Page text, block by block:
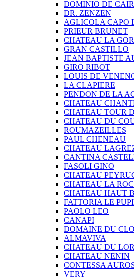
DOMINIO DE CAIR
DR. ZENZEN
AGLICOLA CAPO
PRIEUR BRUNET
CHATEAU LA
GRAN CASTILLO
JEAN BAPTISTE
GIRO RIBOT
LOUIS DE
LA CLAPIERE
PENDON DE LA
CHATEAU
CHATEAU TOUR
CHATEAU DU
ROUMAZEILLES
PAUL CHENEAU
CHATEAU
CANTINA
FASOLI GINO
CHATEAU
CHATEAU LA
CHATEAU HAUT
FATTORIA LE
PAOLO LEO
CANAPI
DOMAINE DU
ALMAVIVA
CHATEAU DU
CHATEAU NENIN
CONTESSA
VERY